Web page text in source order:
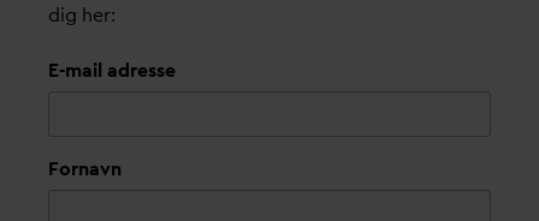
dig her:
E-mail adresse
Fornavn